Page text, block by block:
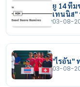
ยู 14 ทีม
เทนนิส"
03-08-
"ไรอัน"
03-08-